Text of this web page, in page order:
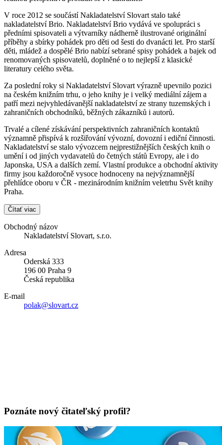
V roce 2012 se součástí Nakladatelství Slovart stalo také
nakladatelství Brio. Nakladatelství Brio vydává ve spolupráci s
předními spisovateli a výtvarníky nádherně ilustrované originální
příběhy a sbírky pohádek pro děti od šesti do dvanácti let. Pro starší
děti, mládež a dospělé Brio nabízí sebrané spisy pohádek a bajek od
renomovaných spisovatelů, doplněné o to nejlepší z klasické
literatury celého světa.
Za poslední roky si Nakladatelství Slovart výrazně upevnilo pozici
na českém knižním trhu, o jeho knihy je i velký mediální zájem a
patří mezi nejvyhledávanější nakladatelství ze strany tuzemských i
zahraničních obchodníků, běžných zákazníků i autorů.
Trvalé a cílené získávání perspektivních zahraničních kontaktů
významně přispívá k rozšiřování vývozní, dovozní i ediční činnosti.
Nakladatelství se stalo vývozcem nejprestižnějších českých knih o
umění i od jiných vydavatelů do četných států Evropy, ale i do
Japonska, USA a dalších zemí. Vlastní produkce a obchodní aktivity
firmy jsou každoročně vysoce hodnoceny na nejvýznamnější
přehlídce oboru v ČR - mezinárodním knižním veletrhu Svět knihy
Praha.
Čítať viac
Obchodný názov
Nakladatelství Slovart, s.r.o.
Adresa
Oderská 333
196 00 Praha 9
Česká republika
E-mail
polak@slovart.cz
Poznáte nový čitateľský profil?